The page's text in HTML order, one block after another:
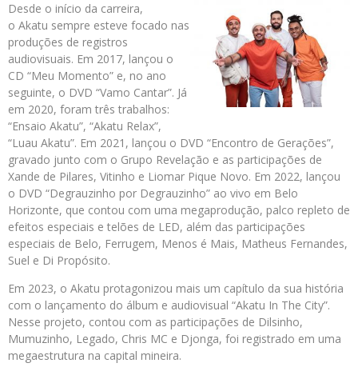
Desde o início da carreira,
o Akatu sempre esteve focado nas
produções de registros
audiovisuais. Em 2017, lançou o
CD “Meu Momento” e, no ano
seguinte, o DVD “Vamo Cantar”. Já
em 2020, foram três trabalhos:
“Ensaio Akatu”, “Akatu Relax”,
“Luau Akatu”. Em 2021, lançou o DVD “Encontro de Gerações”,
gravado junto com o Grupo Revelação e as participações de
Xande de Pilares, Vitinho e Liomar Pique Novo. Em 2022, lançou
o DVD “Degrauzinho por Degrauzinho” ao vivo em Belo
Horizonte, que contou com uma megaprodução, palco repleto de
efeitos especiais e telões de LED, além das participações
especiais de Belo, Ferrugem, Menos é Mais, Matheus Fernandes,
Suel e Di Propósito.
Em 2023, o Akatu protagonizou mais um capítulo da sua história
com o lançamento do álbum e audiovisual “Akatu In The City”.
Nesse projeto, contou com as participações de Dilsinho,
Mumuzinho, Legado, Chris MC e Djonga, foi registrado em uma
megaestrutura na capital mineira.